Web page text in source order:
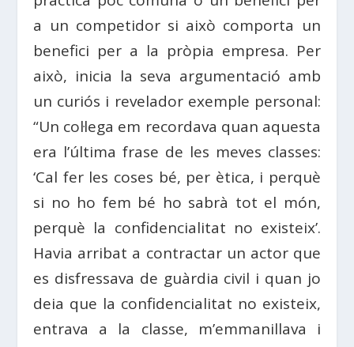
a un competidor si això comporta un
benefici per a la pròpia empresa. Per
això, inicia la seva argumentació amb
un curiós i revelador exemple personal:
“Un col·lega em recordava quan aquesta
era l’última frase de les meves classes:
‘Cal fer les coses bé, per ètica, i perquè
si no ho fem bé ho sabrà tot el món,
perquè la confidencialitat no existeix’.
Havia arribat a contractar un actor que
es disfressava de guàrdia civil i quan jo
deia que la confidencialitat no existeix,
entrava a la classe, m’emmanillava i